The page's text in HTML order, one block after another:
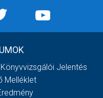
Jelentés
Melléklet